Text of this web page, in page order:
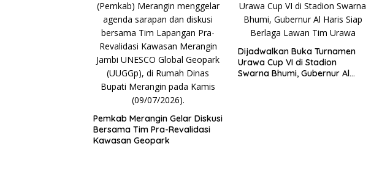
Pemkab Merangin Gelar Diskusi
Bersama Tim Pra-Revalidasi
Kawasan Geopark
Dijadwalkan Buka Turnamen
Urawa Cup VI di Stadion
Swarna Bhumi, Gubernur Al